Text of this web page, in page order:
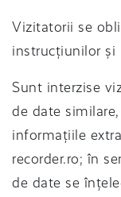
Vizitatorii se
instrucțiunilor și
Sunt interzise
de date
informațiile
recorder.ro; în
de date se